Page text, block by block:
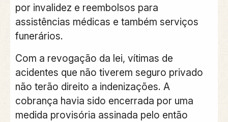
por invalidez e reembolsos para
assistências médicas e também serviços
funerários.
Com a revogação da lei, vítimas de
acidentes que não tiverem seguro privado
não terão direito a indenizações. A
cobrança havia sido encerrada por uma
medida provisória assinada pelo então